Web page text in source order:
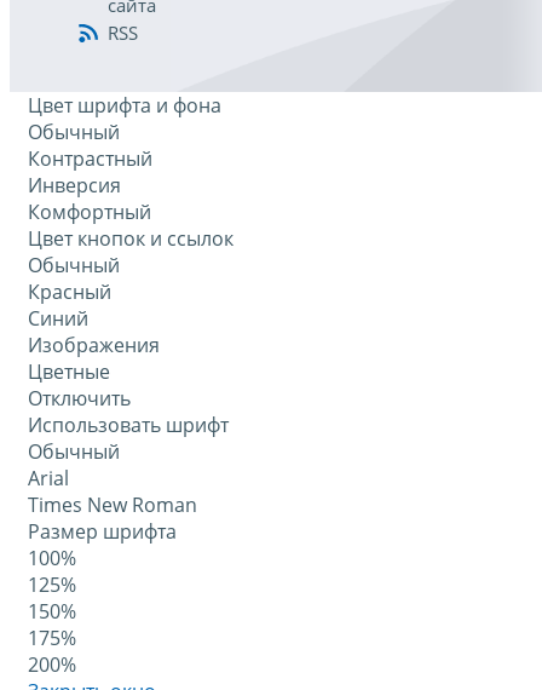
сайта
RSS
Цвет шрифта и фона
Обычный
Контрастный
Инверсия
Комфортный
Цвет кнопок и ссылок
Обычный
Красный
Синий
Изображения
Цветные
Отключить
Использовать шрифт
Обычный
Arial
Times New Roman
Размер шрифта
100%
125%
150%
175%
200%